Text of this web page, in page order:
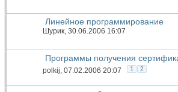
Линейное программирование
Шурик, 30.06.2006 16:07
Программы получения
polkij, 07.02.2006 20:07 1 2